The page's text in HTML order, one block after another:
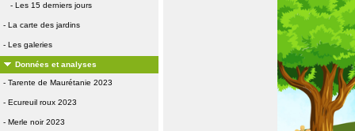
- Les 15 derniers jours
- La carte des jardins
- Les galeries
Données et analyses
- Tarente de Maurétanie 2023
- Ecureuil roux 2023
- Merle noir 2023